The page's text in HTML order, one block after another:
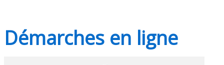
Démarches en ligne